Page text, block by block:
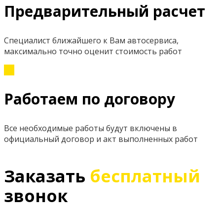
Предварительный расчет
Специалист ближайшего к Вам автосервиса,
максимально точно оценит стоимость работ
Работаем по договору
Все необходимые работы будут включены в
официальный договор и акт выполненных работ
Заказать бесплатный
звонок